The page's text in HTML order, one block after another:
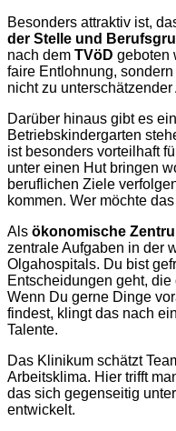
Besonders attraktiv ist,
der Stelle und
nach dem TVöD geboten
faire Entlohnung,
nicht zu
Darüber hinaus gibt es
Betriebskindergarten
ist besonders vorteilhaft
unter einen Hut bringen
beruflichen Ziele
kommen. Wer möchte
Als ökonomische
zentrale Aufgaben in der
Olgahospitals. Du bist
Entscheidungen geht,
Wenn Du gerne Dinge
findest, klingt das nach
Talente.
Das Klinikum schätzt
Arbeitsklima. Hier trifft
das sich gegenseitig
entwickelt.